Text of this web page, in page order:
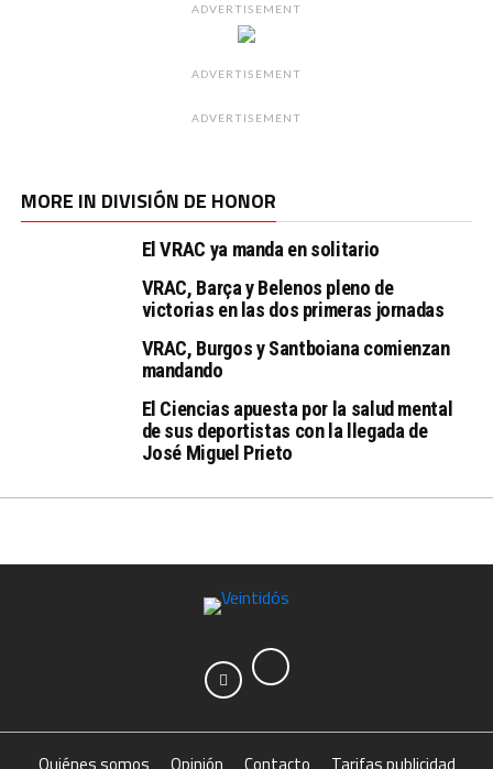
ADVERTISEMENT
ADVERTISEMENT
ADVERTISEMENT
MORE IN DIVISIÓN DE HONOR
El VRAC ya manda en solitario
VRAC, Barça y Belenos pleno de
victorias en las dos primeras jornadas
VRAC, Burgos y Santboiana comienzan
mandando
El Ciencias apuesta por la salud mental
de sus deportistas con la llegada de
José Miguel Prieto
Quiénes somos Opinión Contacto Tarifas publicidad